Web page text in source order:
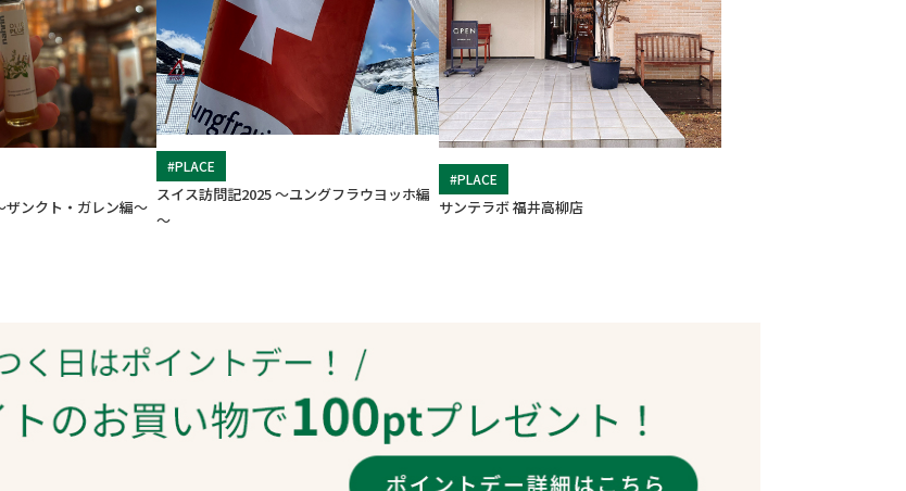
ザンクト・ガレン編～
#PLACE
スイス訪問記2025 ～ユングフラウヨッホ編
～
#PLACE
サンテラボ 福井高柳店